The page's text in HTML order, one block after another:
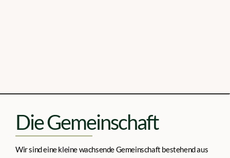
Wir sind eine kleine wachsende Gemeinschaft bestehend aus
Die Gemeinschaft